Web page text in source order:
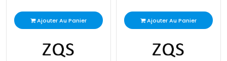
Ajouter Au Panier Ajouter Au Panier